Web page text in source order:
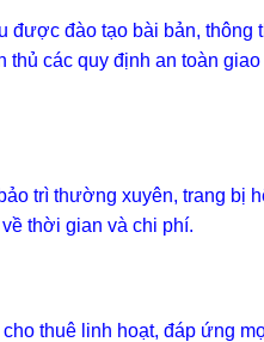
được đào tạo bài bản,
thủ các quy định an toàn
trì thường xuyên, trang bị
thời gian và chi phí.
thuê linh hoạt, đáp ứng